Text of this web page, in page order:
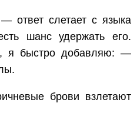
слетает с языка
шанс удержать его.
я быстро добавляю: —
брови взлетают